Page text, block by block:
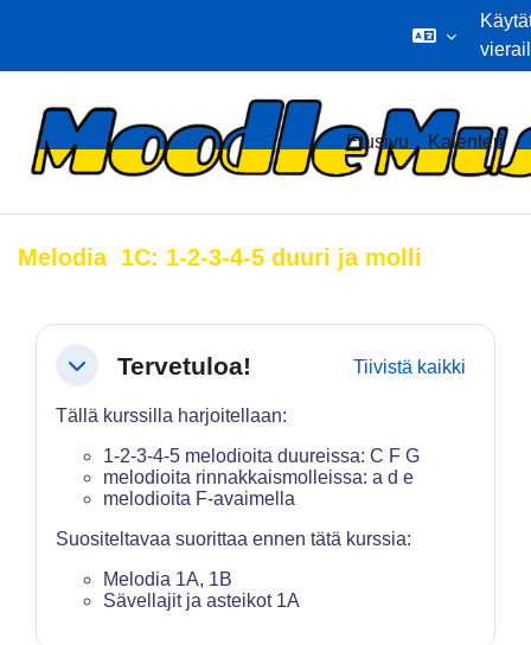
Etusivu Kalenteri
Melodia 1C: 1-2-3-4-5 duuri ja molli
Osion ääriviiva
Tiivistä Tervetuloa! Tiivistä kaikki
Tällä kurssilla harjoitellaan:
1-2-3-4-5 melodioita duureissa: C F G
melodioita rinnakkaismolleissa: a d e
melodioita F-avaimella
Suositeltavaa suorittaa ennen tätä kurssia:
Melodia 1A, 1B
Sävellajit ja asteikot 1A